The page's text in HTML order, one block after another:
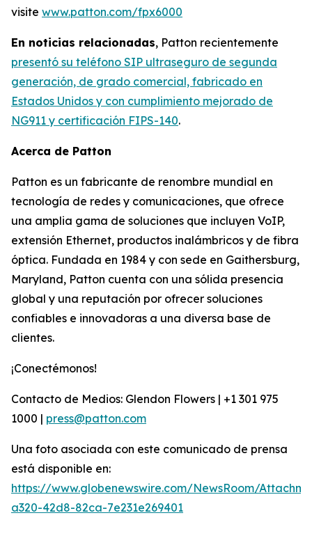
visite www.patton.com/fpx6000
En noticias relacionadas, Patton recientemente
presentó su teléfono SIP ultraseguro de segunda
generación, de grado comercial, fabricado en
Estados Unidos y con cumplimiento mejorado de
NG911 y certificación FIPS-140.
Acerca de Patton
Patton es un fabricante de renombre mundial en
tecnología de redes y comunicaciones, que ofrece
una amplia gama de soluciones que incluyen VoIP,
extensión Ethernet, productos inalámbricos y de fibra
óptica. Fundada en 1984 y con sede en Gaithersburg,
Maryland, Patton cuenta con una sólida presencia
global y una reputación por ofrecer soluciones
confiables e innovadoras a una diversa base de
clientes.
¡Conectémonos!
Contacto de Medios: Glendon Flowers | +1 301 975
1000 | press@patton.com
Una foto asociada con este comunicado de prensa
está disponible en:
https://www.globenewswire.com/NewsRoom/
a320-42d8-82ca-7e231e269401